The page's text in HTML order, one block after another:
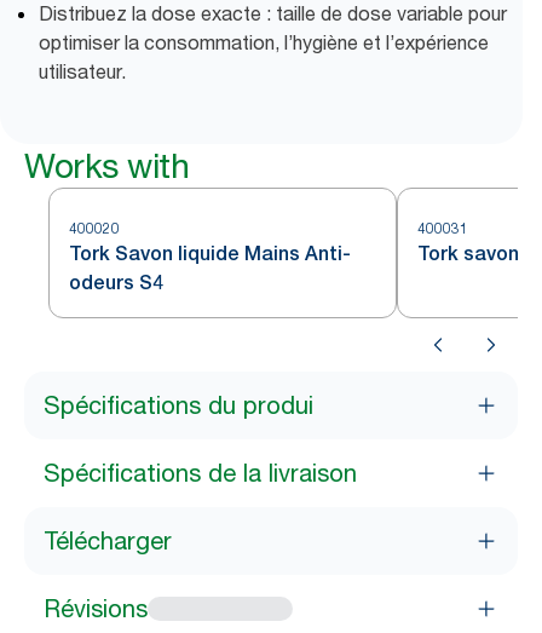
Distribuez la dose exacte : taille de dose variable pour
optimiser la consommation, l’hygiène et l’expérience
utilisateur.
Works with
400020
Tork Savon liquide Mains Anti-
odeurs S4
400031
Tork savon
Spécifications du produi
Spécifications de la livraison
Télécharger
Révisions